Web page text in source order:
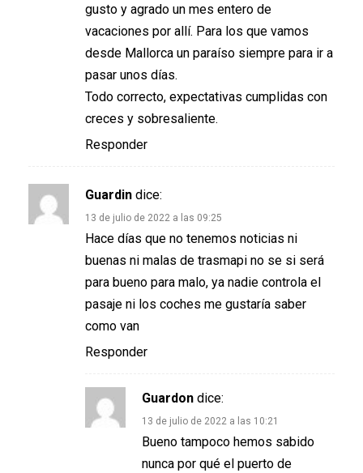
gusto y agrado un mes entero de
vacaciones por allí. Para los que vamos
desde Mallorca un paraíso siempre para ir a
pasar unos días.
Todo correcto, expectativas cumplidas con
creces y sobresaliente.
Responder
Guardin dice:
13 de julio de 2022 a las 09:25
Hace días que no tenemos noticias ni
buenas ni malas de trasmapi no se si será
para bueno para malo, ya nadie controla el
pasaje ni los coches me gustaría saber
como van
Responder
Guardon dice:
13 de julio de 2022 a las 10:21
Bueno tampoco hemos sabido
nunca por qué el puerto de